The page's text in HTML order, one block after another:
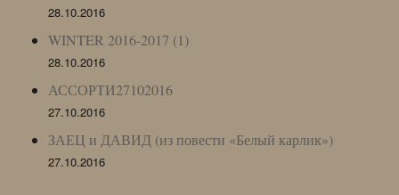
28.10.2016
WINTER 2016-2017 (1)
28.10.2016
АССОРТИ27102016
27.10.2016
ЗАЕЦ и ДАВИД (из повести «Белый карлик»)
27.10.2016